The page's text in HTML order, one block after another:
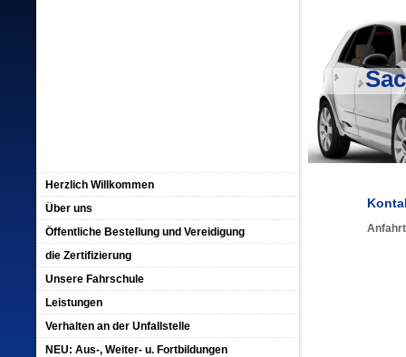
Anfahrt
Herzlich Willkommen
Über uns
Öffentliche Bestellung und Vereidigung
die Zertifizierung
Unsere Fahrschule
Leistungen
Verhalten an der Unfallstelle
NEU: Aus-, Weiter- u. Fortbildungen